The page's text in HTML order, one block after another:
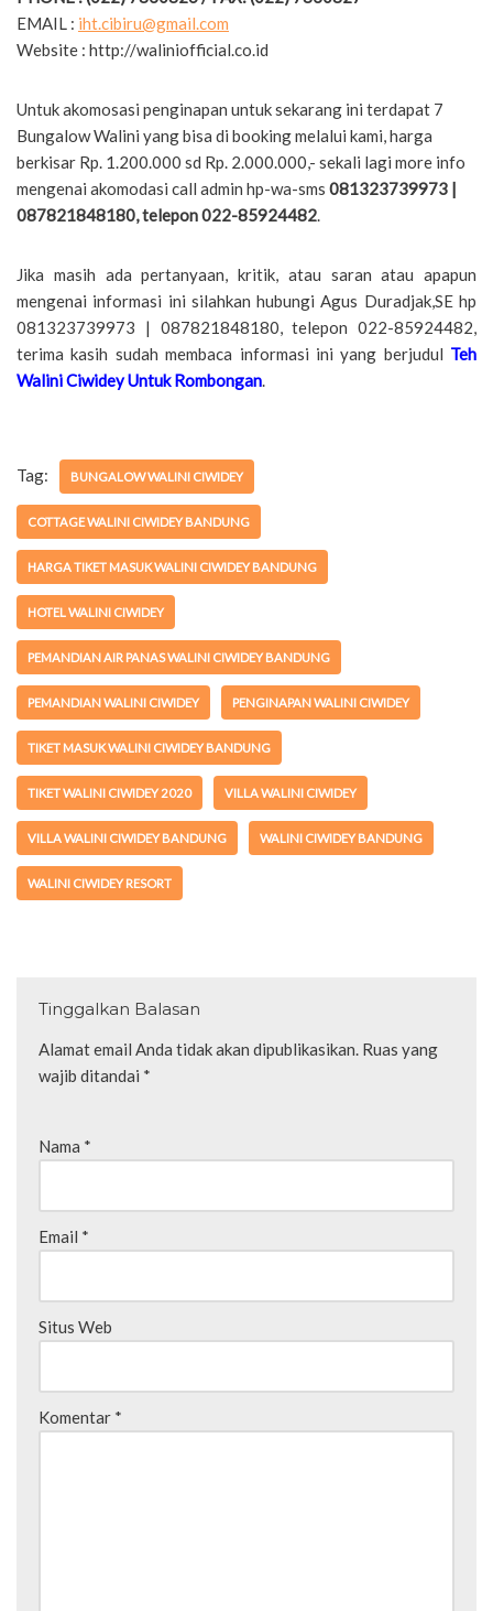
EMAIL : iht.cibiru@gmail.com
Website : http://waliniofficial.co.id
Untuk akomosasi penginapan untuk sekarang ini terdapat 7
Bungalow Walini yang bisa di booking melalui kami, harga
berkisar Rp. 1.200.000 sd Rp. 2.000.000,- sekali lagi more info
mengenai akomodasi call admin hp-wa-sms 081323739973 |
087821848180, telepon 022-85924482.
Jika masih ada pertanyaan, kritik, atau saran atau apapun
mengenai informasi ini silahkan hubungi Agus Duradjak,SE hp
081323739973 | 087821848180, telepon 022-85924482,
terima kasih sudah membaca informasi ini yang berjudul Teh
Walini Ciwidey Untuk Rombongan.
Tag: BUNGALOW WALINI CIWIDEY
COTTAGE WALINI CIWIDEY BANDUNG
HARGA TIKET MASUK WALINI CIWIDEY BANDUNG
HOTEL WALINI CIWIDEY
PEMANDIAN AIR PANAS WALINI CIWIDEY BANDUNG
PEMANDIAN WALINI CIWIDEY PENGINAPAN WALINI CIWIDEY
TIKET MASUK WALINI CIWIDEY BANDUNG
TIKET WALINI CIWIDEY 2020 VILLA WALINI CIWIDEY
VILLA WALINI CIWIDEY BANDUNG WALINI CIWIDEY BANDUNG
WALINI CIWIDEY RESORT
Tinggalkan Balasan
Alamat email Anda tidak akan dipublikasikan. Ruas yang
wajib ditandai *
Nama *
Email *
Situs Web
Komentar *